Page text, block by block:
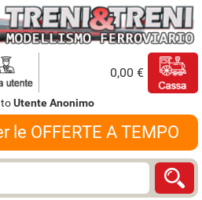
0,00 €
Utente Anonimo
le OFFERTE A TEMPO